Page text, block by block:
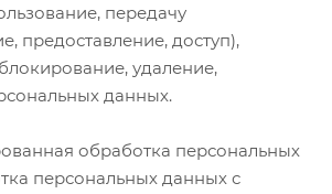
передачу
предоставление, доступ),
удаление,
данных.
обработка персональных
персональных данных с